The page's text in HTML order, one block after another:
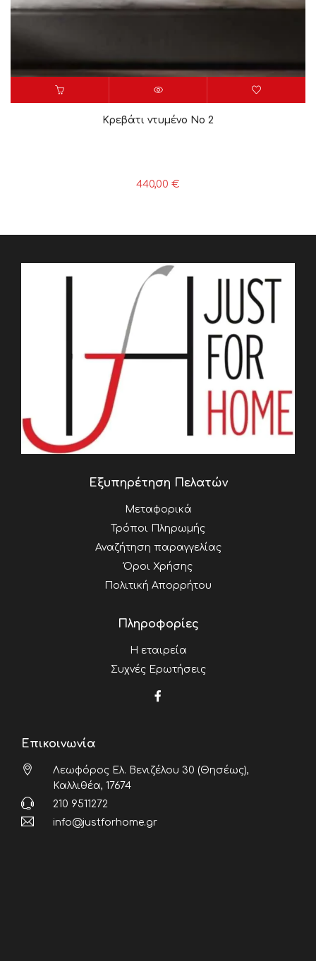
Κρεβάτι ντυμένο Νο 2
440,00 €
Εξυπηρέτηση Πελατών
Μεταφορικά
Τρόποι Πληρωμής
Αναζήτηση παραγγελίας
Όροι Χρήσης
Πολιτική Απορρήτου
Πληροφορίες
Η εταιρεία
Συχνές Ερωτήσεις
Επικοινωνία
Λεωφόρος Ελ. Βενιζέλου 30 (Θησέως),
Καλλιθέα, 17674
210 9511272
info@justforhome.gr